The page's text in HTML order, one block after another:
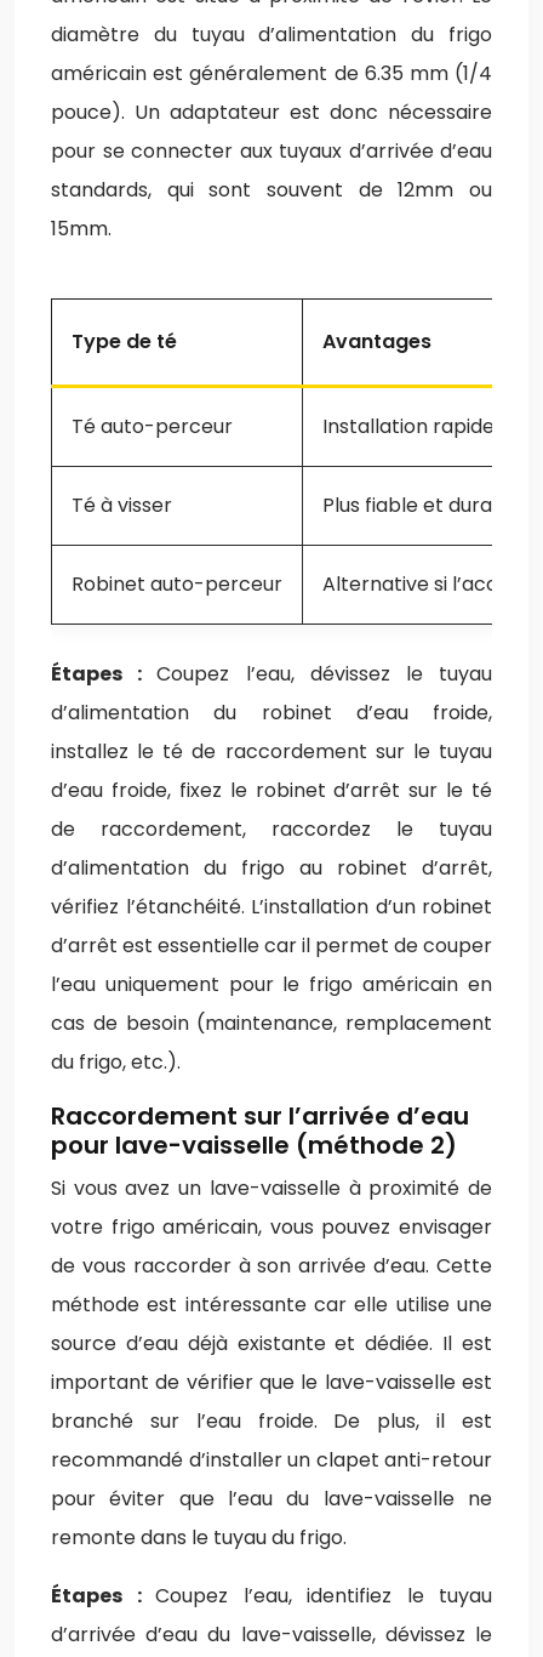
diamètre du tuyau d’alimentation du frigo
américain est généralement de 6.35 mm (1/4
pouce). Un adaptateur est donc nécessaire
pour se connecter aux tuyaux d’arrivée d’eau
standards, qui sont souvent de 12mm ou
15mm.
Type de té Avantages
Té auto-perceur Installation rapide et
Té à visser Plus fiable et durable,
Robinet auto-perceur Alternative si l’accès
Étapes :Coupez l’eau, dévissez le tuyau
d’alimentation du robinet d’eau froide,
installez le té de raccordement sur le tuyau
d’eau froide, fixez le robinet d’arrêt sur le té
de raccordement, raccordez le tuyau
d’alimentation du frigo au robinet d’arrêt,
vérifiez l’étanchéité. L’installation d’un robinet
d’arrêt est essentielle car il permet de couper
l’eau uniquement pour le frigo américain en
cas de besoin (maintenance, remplacement
du frigo, etc.).
Raccordement sur l’arrivée d’eau
pour lave-vaisselle (méthode 2)
Si vous avez un lave-vaisselle à proximité de
votre frigo américain, vous pouvez envisager
de vous raccorder à son arrivée d’eau. Cette
méthode est intéressante car elle utilise une
source d’eau déjà existante et dédiée. Il est
important de vérifier que le lave-vaisselle est
branché sur l’eau froide. De plus, il est
recommandé d’installer un clapet anti-retour
pour éviter que l’eau du lave-vaisselle ne
remonte dans le tuyau du frigo.
Étapes : Coupez l’eau, identifiez le tuyau
d’arrivée d’eau du lave-vaisselle, dévissez le